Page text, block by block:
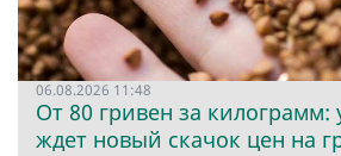
06.08.2026 11:48
От 80 гривен за килограмм:
ждет новый скачок цен на